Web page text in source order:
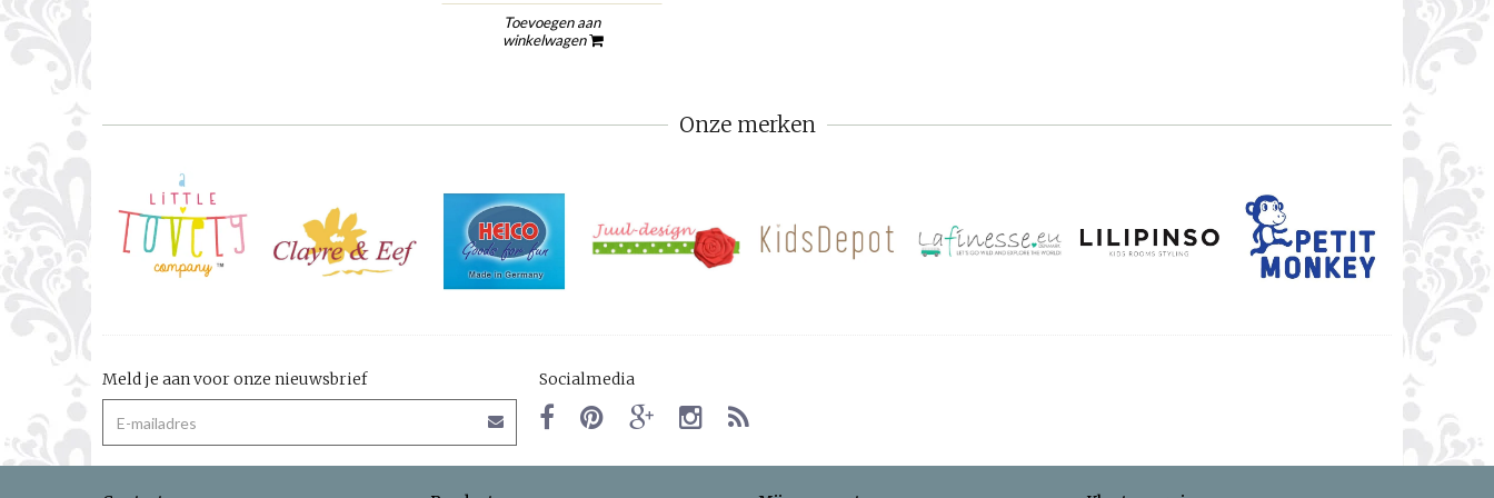
Toevoegen aan
winkelwagen
Onze merken
Meld je aan voor onze nieuwsbrief Socialmedia